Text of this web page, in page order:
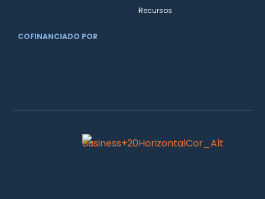
COFINANCIADO POR
Recursos